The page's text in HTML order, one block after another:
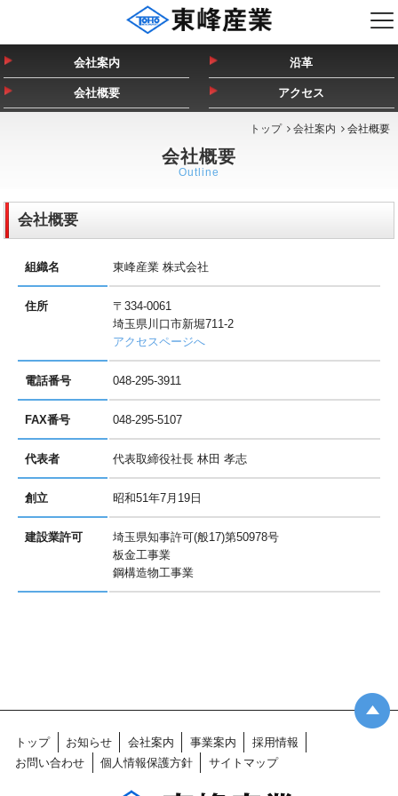
会社案内
会社概要
沿革
アクセス
トップ 会社案内 会社概要
会社概要
Outline
会社概要
組織名 東峰産業 株式会社
住所
〒334-0061
埼玉県川口市新堀711-2
アクセスページへ
電話番号 048-295-3911
FAX番号 048-295-5107
代表者 代表取締役社長 林田 孝志
創立 昭和51年7月19日
建設業許可
埼玉県知事許可(般17)第50978号
板金工事業
鋼構造物工事業
トップ お知らせ 会社案内 事業案内
採用情報
お問い合わせ
個人情報保護方針 サイトマップ